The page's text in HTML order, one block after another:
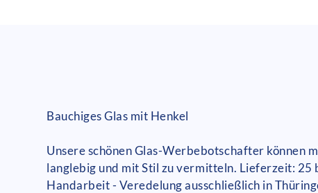
Bauchiges Glas mit Henkel
Unsere schönen Glas-Werbebotschafter können
langlebig und mit Stil zu vermitteln. Lieferzeit: 25
Handarbeit - Veredelung ausschließlich in